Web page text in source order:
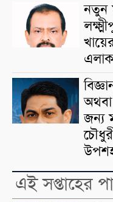
নতুন
জন্য
এই সপ্তাহের